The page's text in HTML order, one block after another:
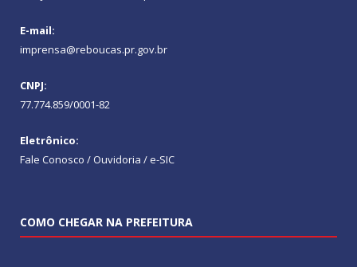
E-mail:
imprensa@reboucas.pr.gov.br
CNPJ:
77.774.859/0001-82
Eletrônico:
Fale Conosco / Ouvidoria / e-SIC
COMO CHEGAR NA PREFEITURA